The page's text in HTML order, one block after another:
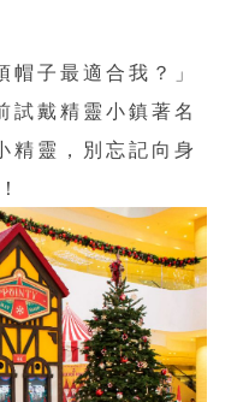
帽子最適合我？」
試戴精靈小鎮著名
精靈，別忘記向身